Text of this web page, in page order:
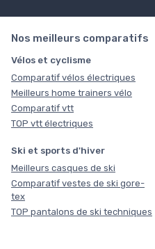
Nos meilleurs comparatifs
Vélos et cyclisme
Comparatif vélos électriques
Meilleurs home trainers vélo
Comparatif vtt
TOP vtt électriques
Ski et sports d'hiver
Meilleurs casques de ski
Comparatif vestes de ski gore-
tex
TOP pantalons de ski techniques